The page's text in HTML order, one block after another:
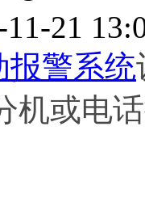
21
报警系统
或电话